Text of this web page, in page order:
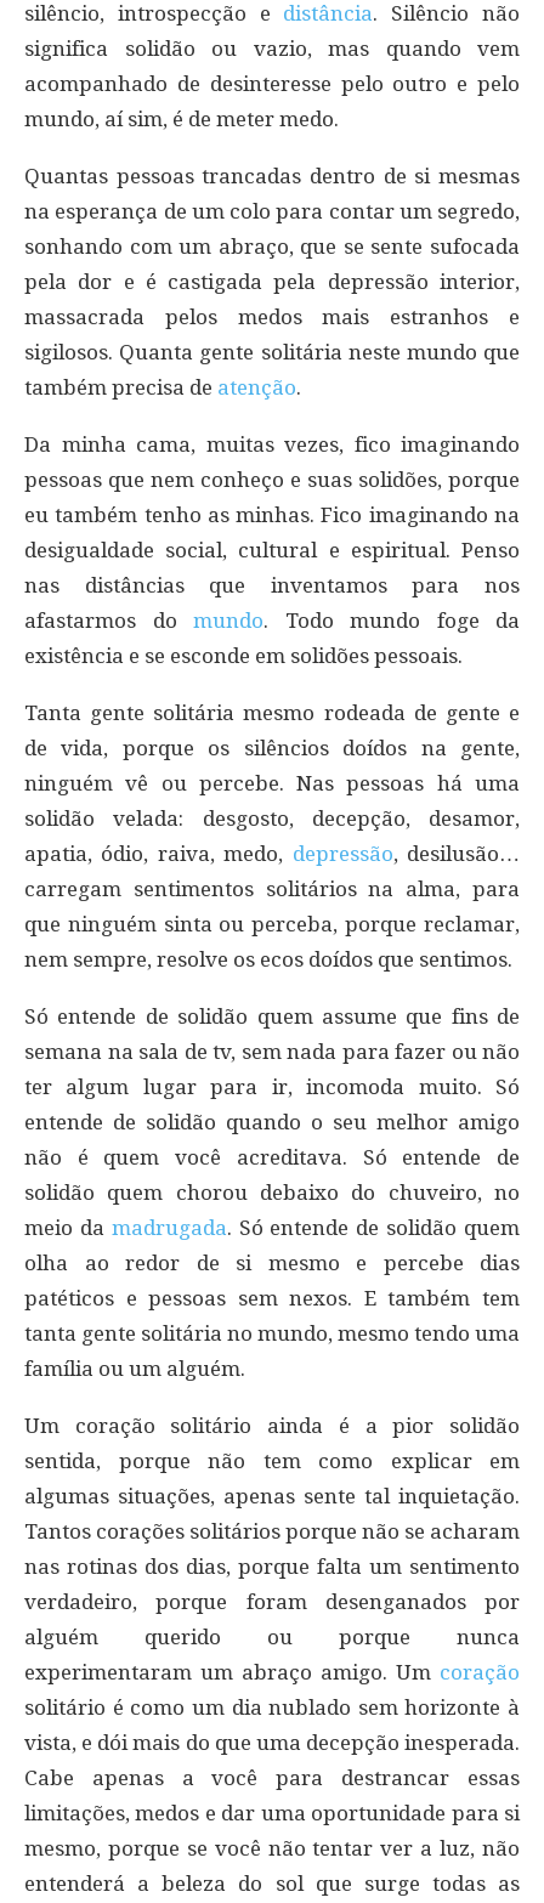
silêncio, introspecção e distância. Silêncio não
significa solidão ou vazio, mas quando vem
acompanhado de desinteresse pelo outro e pelo
mundo, aí sim, é de meter medo.
Quantas pessoas trancadas dentro de si mesmas
na esperança de um colo para contar um segredo,
sonhando com um abraço, que se sente sufocada
pela dor e é castigada pela depressão interior,
massacrada pelos medos mais estranhos e
sigilosos. Quanta gente solitária neste mundo que
também precisa de atenção.
Da minha cama, muitas vezes, fico imaginando
pessoas que nem conheço e suas solidões, porque
eu também tenho as minhas. Fico imaginando na
desigualdade social, cultural e espiritual. Penso
nas distâncias que inventamos para nos
afastarmos do mundo. Todo mundo foge da
existência e se esconde em solidões pessoais.
Tanta gente solitária mesmo rodeada de gente e
de vida, porque os silêncios doídos na gente,
ninguém vê ou percebe. Nas pessoas há uma
solidão velada: desgosto, decepção, desamor,
apatia, ódio, raiva, medo, depressão, desilusão…
carregam sentimentos solitários na alma, para
que ninguém sinta ou perceba, porque reclamar,
nem sempre, resolve os ecos doídos que sentimos.
Só entende de solidão quem assume que fins de
semana na sala de tv, sem nada para fazer ou não
ter algum lugar para ir, incomoda muito. Só
entende de solidão quando o seu melhor amigo
não é quem você acreditava. Só entende de
solidão quem chorou debaixo do chuveiro, no
meio da madrugada. Só entende de solidão quem
olha ao redor de si mesmo e percebe dias
patéticos e pessoas sem nexos. E também tem
tanta gente solitária no mundo, mesmo tendo uma
família ou um alguém.
Um coração solitário ainda é a pior solidão
sentida, porque não tem como explicar em
algumas situações, apenas sente tal inquietação.
Tantos corações solitários porque não se acharam
nas rotinas dos dias, porque falta um sentimento
verdadeiro, porque foram desenganados por
alguém querido ou porque nunca
experimentaram um abraço amigo. Um coração
solitário é como um dia nublado sem horizonte à
vista, e dói mais do que uma decepção inesperada.
Cabe apenas a você para destrancar essas
limitações, medos e dar uma oportunidade para si
mesmo, porque se você não tentar ver a luz, não
entenderá a beleza do sol que surge todas as